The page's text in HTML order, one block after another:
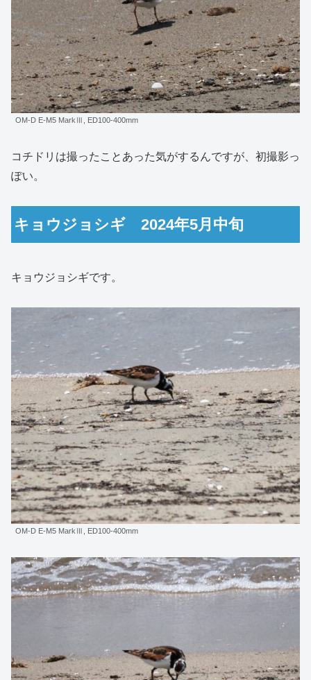
OM-D E-M5 MarkⅢ, ED100-400mm
コチドリは撮ったことあった気がするんですが、初撮影っ
ぽい。
キョウジョシギ 2024年5月中旬
キョウジョシギです。
OM-D E-M5 MarkⅢ, ED100-400mm